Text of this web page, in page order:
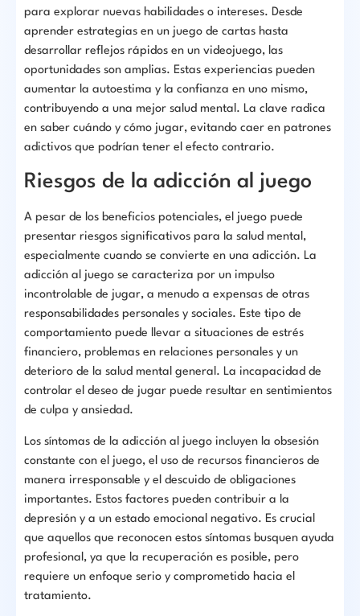
para explorar nuevas habilidades o intereses. Desde
aprender estrategias en un juego de cartas hasta
desarrollar reflejos rápidos en un videojuego, las
oportunidades son amplias. Estas experiencias pueden
aumentar la autoestima y la confianza en uno mismo,
contribuyendo a una mejor salud mental. La clave radica
en saber cuándo y cómo jugar, evitando caer en patrones
adictivos que podrían tener el efecto contrario.
Riesgos de la adicción al juego
A pesar de los beneficios potenciales, el juego puede
presentar riesgos significativos para la salud mental,
especialmente cuando se convierte en una adicción. La
adicción al juego se caracteriza por un impulso
incontrolable de jugar, a menudo a expensas de otras
responsabilidades personales y sociales. Este tipo de
comportamiento puede llevar a situaciones de estrés
financiero, problemas en relaciones personales y un
deterioro de la salud mental general. La incapacidad de
controlar el deseo de jugar puede resultar en sentimientos
de culpa y ansiedad.
Los síntomas de la adicción al juego incluyen la obsesión
constante con el juego, el uso de recursos financieros de
manera irresponsable y el descuido de obligaciones
importantes. Estos factores pueden contribuir a la
depresión y a un estado emocional negativo. Es crucial
que aquellos que reconocen estos síntomas busquen ayuda
profesional, ya que la recuperación es posible, pero
requiere un enfoque serio y comprometido hacia el
tratamiento.